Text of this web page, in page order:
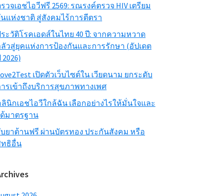
วจเอชไอวีฟรี 2569: รณรงค์ตรวจ HIV เตรียม
แห่งชาติ สู่สังคมไร้การตีตรา
ะวัติโรคเอดส์ในไทย 40 ปี: จากความหวาด
วสู่ยุคแห่งการป้องกันและการรักษา (อัปเดต
2026)
เปิดตัวเว็บไซต์ใน เวียดนาม ยกระดับ
รเข้าถึงบริการสุขภาพทางเพศ
นิกเอชไอวีใกล้ฉัน เลือกอย่างไรให้มั่นใจและ
มาตรฐาน
ยาต้านฟรี ผ่านบัตรทอง ประกันสังคม หรือ
ธิอื่น